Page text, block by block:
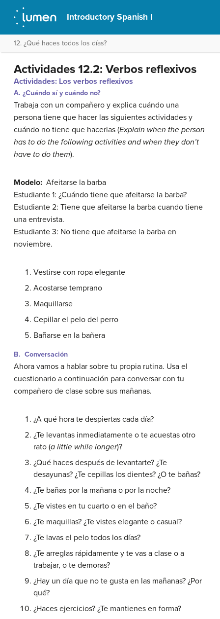
Introductory Spanish I
12. ¿Qué haces todos los días?
Actividades 12.2: Verbos reflexivos
Actividades: Los verbos reflexivos
A. ¿Cuándo sí y cuándo no?
Trabaja con un compañero y explica cuándo una
persona tiene que hacer las siguientes actividades y
cuándo no tiene que hacerlas (Explain when the person
has to do the following activities and when they don’t
have to do them).
Modelo: Afeitarse la barba
Estudiante 1: ¿Cuándo tiene que afeitarse la barba?
Estudiante 2: Tiene que afeitarse la barba cuando tiene
una entrevista.
Estudiante 3: No tiene que afeitarse la barba en
noviembre.
Vestirse con ropa elegante
Acostarse temprano
Maquillarse
Cepillar el pelo del perro
Bañarse en la bañera
B. Conversación
Ahora vamos a hablar sobre tu propia rutina. Usa el
cuestionario a continuación para conversar con tu
compañero de clase sobre sus mañanas.
¿A qué hora te despiertas cada día?
¿Te levantas inmediatamente o te acuestas otro
rato (a little while longer)?
¿Qué haces después de levantarte? ¿Te
desayunas? ¿Te cepillas los dientes? ¿O te bañas?
¿Te bañas por la mañana o por la noche?
¿Te vistes en tu cuarto o en el baño?
¿Te maquillas? ¿Te vistes elegante o casual?
¿Te lavas el pelo todos los días?
¿Te arreglas rápidamente y te vas a clase o a
trabajar, o te demoras?
¿Hay un día que no te gusta en las mañanas? ¿Por
qué?
¿Haces ejercicios? ¿Te mantienes en forma?